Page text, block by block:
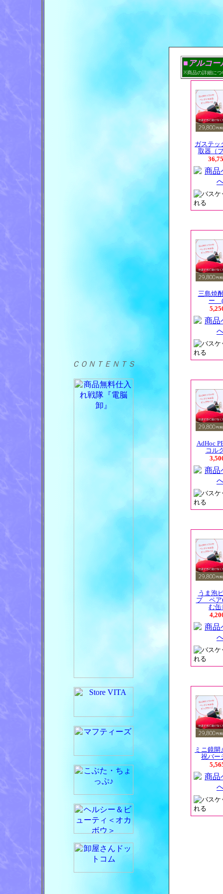
ＣＯＮＴＥＮＴＳ
■アルコー
※商品の詳細につ
ガステッ
取器（
三島焼
ー
AdHoc
コル
うま泡
プ ペア
む缶
ミニ鏡開
祝バー